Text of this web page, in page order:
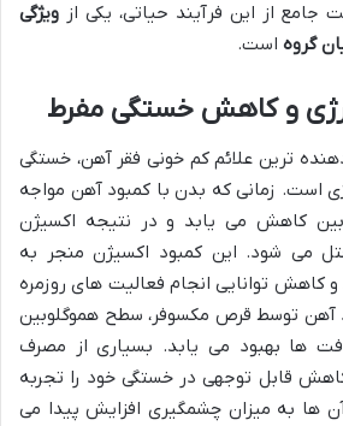
از این فرآیند حیاتی، یکی از ویژگی
گروه است.
و کاهش خستگی مفرط
ترین علائم کم خونی فقر آهن، خستگی
است. زمانی که بدن با کمبود آهن مواجه
کاهش می یابد و در نتیجه اکسیژن
می شود. این کمبود اکسیژن منجر به
توانایی انجام فعالیت های روزمره
آهن توسط قرص مکسوفر، سطح هموگلوبین
ها بهبود می یابد. بسیاری از مصرف
قابل توجهی در خستگی خود را تجربه
ها به میزان چشمگیری افزایش پیدا می